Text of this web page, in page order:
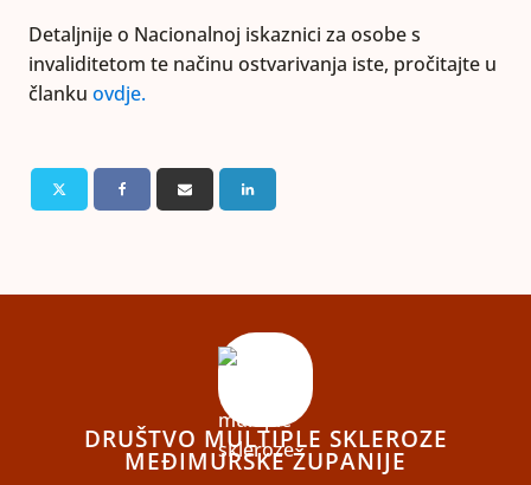
Detaljnije o Nacionalnoj iskaznici za osobe s
invaliditetom te načinu ostvarivanja iste, pročitajte u
članku ovdje.
DRUŠTVO MULTIPLE SKLEROZE
MEĐIMURSKE ŽUPANIJE